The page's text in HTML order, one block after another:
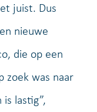
juist. Dus
nieuwe
die op een
zoek was naar
lastig”,